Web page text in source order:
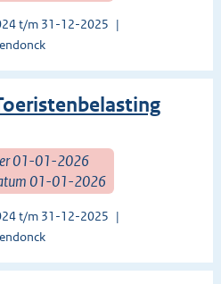
t/m 31-12-2025
01-01-2026
01-01-2026
t/m 31-12-2025